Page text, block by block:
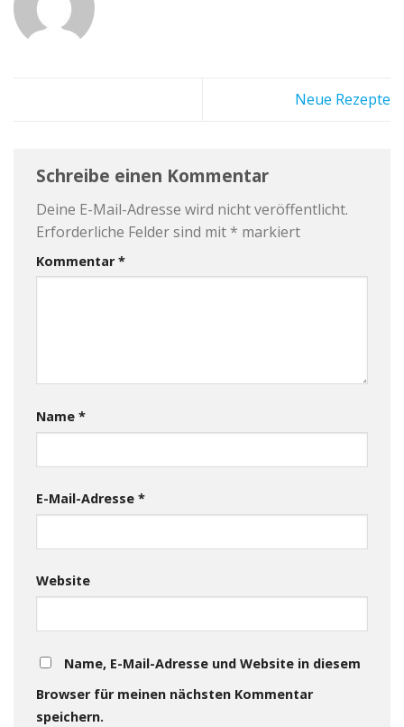
Neue Rezepte
Schreibe einen Kommentar
Deine E-Mail-Adresse wird nicht veröffentlicht.
Erforderliche Felder sind mit * markiert
Kommentar *
Name *
E-Mail-Adresse *
Website
Name, E-Mail-Adresse und Website in diesem
Browser für meinen nächsten Kommentar
speichern.